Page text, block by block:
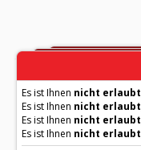
Es ist Ihnen nicht erlaubt
Es ist Ihnen nicht erlaubt
Es ist Ihnen nicht erlaubt
Es ist Ihnen nicht erlaubt